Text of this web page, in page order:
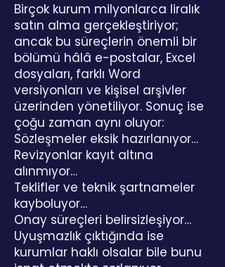
Birçok kurum milyonlarca liralık
satın alma gerçekleştiriyor;
ancak bu süreçlerin önemli bir
bölümü hâlâ e-postalar, Excel
dosyaları, farklı Word
versiyonları ve kişisel arşivler
üzerinden yönetiliyor. Sonuç ise
çoğu zaman aynı oluyor:
Sözleşmeler eksik hazırlanıyor…
Revizyonlar kayıt altına
alınmıyor…
Teklifler ve teknik şartnameler
kayboluyor…
Onay süreçleri belirsizleşiyor…
Uyuşmazlık çıktığında ise
kurumlar haklı olsalar bile bunu